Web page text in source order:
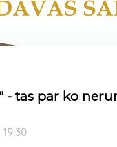
- tas par ko
19:30